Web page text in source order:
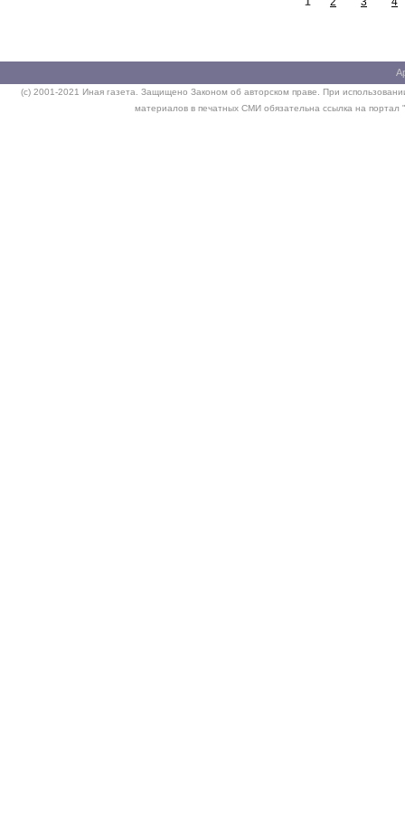
(c) 2001-2021 Иная газета. Защищено Законом об авторском праве. При
материалов в печатных СМИ обязательна ссылка на